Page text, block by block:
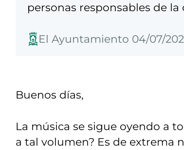
personas responsables de
El Ayuntamiento 04/07/
Buenos días,
La música se sigue oyendo a
a tal volumen? Es de extrema